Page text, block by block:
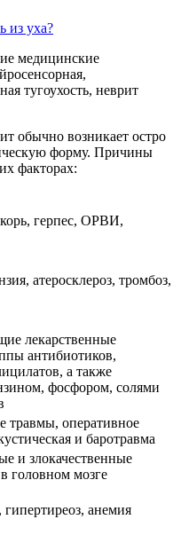
из уха?
медицинские
тугоухость, неврит
обычно возникает остро
форму. Причины
факторах:
герпес, ОРВИ,
атеросклероз, тромбоз,
лекарственные
антибиотиков,
а также
фосфором, солями
травмы, оперативное
и баротравма
и злокачественные
головном мозге
анемия